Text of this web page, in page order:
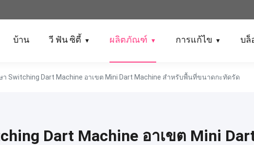
บ้าน วี ฟัน ซิตี้ ▼ ผลิตภัณฑ์ ▼ การแก้ไข ▼ บล็
า Switching Dart Machine อาเขต Mini Dart Machine สำหรับพื้นที่ขนาดกะทัดรัด
Dart Machine อาเขต Mini